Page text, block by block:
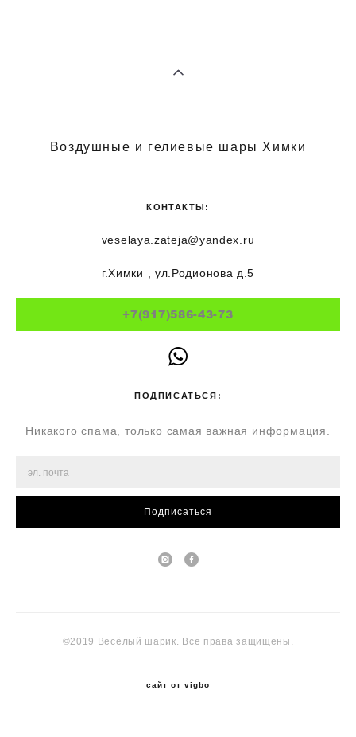
Воздушные и гелиевые шары Химки
КОНТАКТЫ:
veselaya.zateja@yandex.ru
г.Химки , ул.Родионова д.5
+7(917)586-43-73
ПОДПИСАТЬСЯ:
Никакого спама, только самая важная информация.
Подписаться
©2019 Весёлый шарик. Все права защищены.
сайт от vigbo